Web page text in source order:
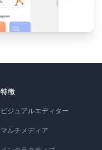
特徴
ビジュアルエディター
マルチメディア